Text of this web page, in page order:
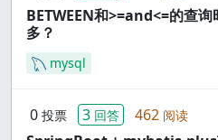
BETWEEN和>=and<=的查
多？
mysql
0 投票 3 回答 462 阅读